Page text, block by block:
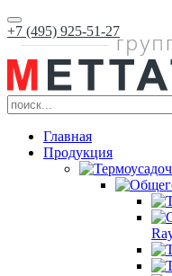
+7 (495) 925-51-27
Главная
Продукция